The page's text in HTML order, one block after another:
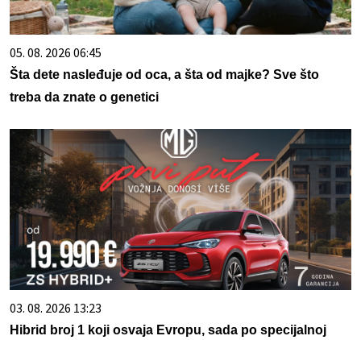
05. 08. 2026 06:45
Šta dete nasleđuje od oca, a šta od majke? Sve što
treba da znate o genetici
03. 08. 2026 13:23
Hibrid broj 1 koji osvaja Evropu, sada po specijalnoj